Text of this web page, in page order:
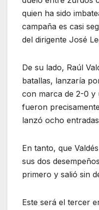
quien ha sido
campaña es casi
del dirigente José
De su lado, Raúl
batallas, lanzaría
con marca de 2-0 y
fueron
lanzó ocho
En tanto, que
sus dos
primero y salió sin
Este será el tercer